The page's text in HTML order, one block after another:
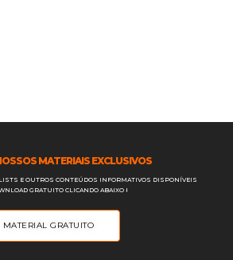
MATERIAIS EXCLUSIVOS
E OUTROS CONTEÚDOS INFORMATIVOS DISPONÍVEIS
GRATUITO CLICANDO ABAIXO ⭣
MATERIAL GRATUITO